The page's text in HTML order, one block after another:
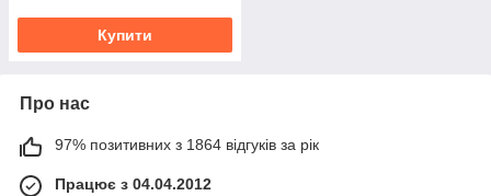
Купити
Про нас
97% позитивних з 1864 відгуків за рік
Працює з 04.04.2012